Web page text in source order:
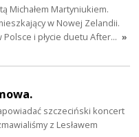
Michałem Martyniukiem.
w Nowej Zelandii.
i płycie duetu After… »
szczeciński koncert
z Lesławem